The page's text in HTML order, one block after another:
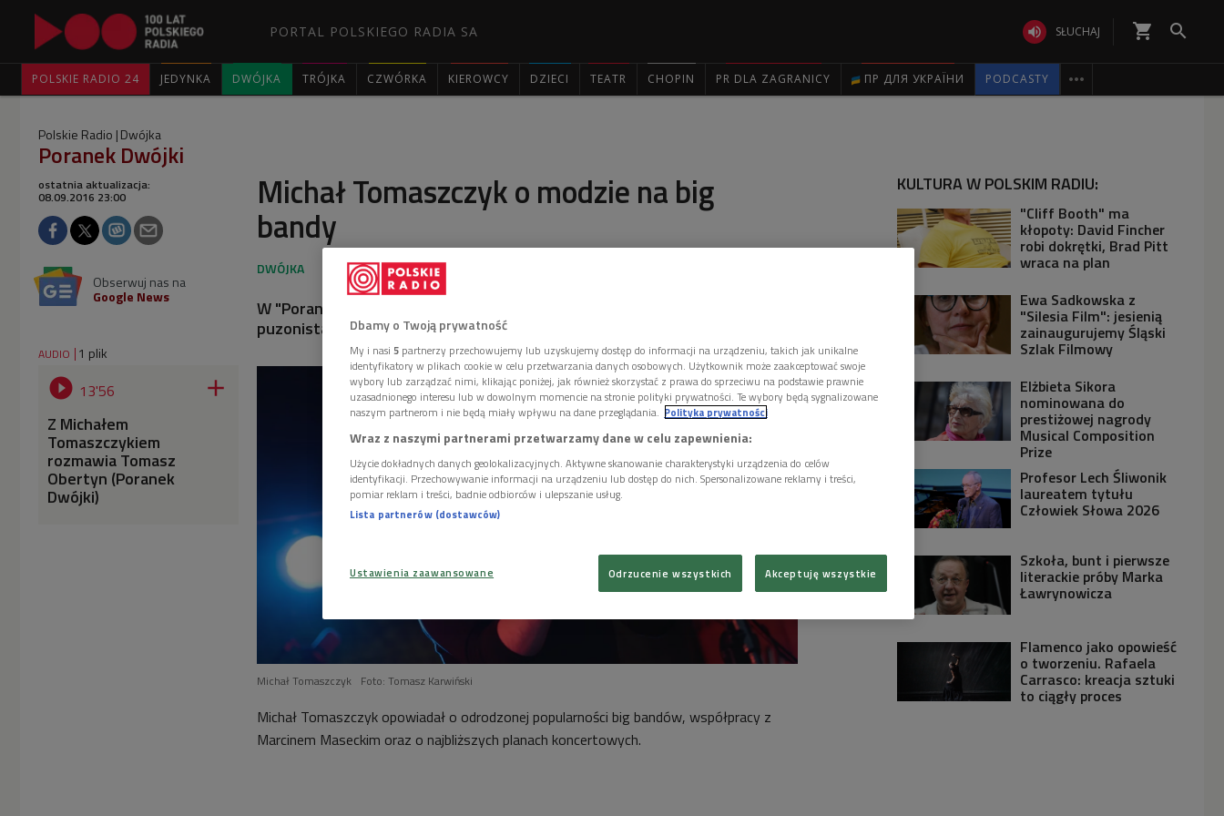
PORTAL POLSKIEGO RADIA SA  SŁUCHAJ shopping_cart 
POLSKIE RADIO 24 JEDYNKA DWÓJKA TRÓJKA CZWÓRKA KIEROWCY DZIECI TEATR CHOPIN PR DLA ZAGRANICY ПР ДЛЯ УКРАЇНИ PODCASTY 
Polskie Radio Dwójka
Poranek Dwójki
Michał Tomaszczyk o modzie na big
bandy
ostatnia aktualizacja:
08.09.2016 23:00
Obserwuj nas na
Google News
W "Poranku Dwójki" odwiedził nas niezależny muzyk warszawski,
puzonista, założyciel kwartetu "Biotone" i Big Bandu "Konglomerat".
AUDIO 1 plik
 13'56 
Z Michałem
Tomaszczykiem
rozmawia Tomasz
Obertyn (Poranek
Dwójki)
Michał Tomaszczyk Foto: Tomasz Karwiński
Michał Tomaszczyk opowiadał o odrodzonej popularności big bandów, współpracy z
Marcinem Maseckim oraz o najbliższych planach koncertowych.
KULTURA W POLSKIM RADIU:
"Cliff Booth" ma
kłopoty: David Fincher
robi dokrętki, Brad Pitt
wraca na plan
Ewa Sadkowska z
"Silesia Film": jesienią
zainaugurujemy Śląski
Szlak Filmowy
Elżbieta Sikora
nominowana do
prestiżowej nagrody
Musical Composition
Prize
Profesor Lech Śliwonik
laureatem tytułu
Człowiek Słowa 2026
Szkoła, bunt i pierwsze
literackie próby Marka
Ławrynowicza
Flamenco jako opowieść
o tworzeniu. Rafaela
Carrasco: kreacja sztuki
to ciągły proces
Dbamy o Twoją prywatność
My i nasi 5 partnerzy przechowujemy lub uzyskujemy dostęp do informacji na urządzeniu, takich jak unikalne
identyfikatory w plikach cookie w celu przetwarzania danych osobowych. Użytkownik może zaakceptować swoje
wybory lub zarządzać nimi, klikając poniżej, jak również skorzystać z prawa do sprzeciwu na podstawie prawnie
uzasadnionego interesu lub w dowolnym momencie na stronie polityki prywatności. Te wybory będą sygnalizowane
naszym partnerom i nie będą miały wpływu na dane przeglądania. Polityka prywatności
Wraz z naszymi partnerami przetwarzamy dane w celu zapewnienia:
Użycie dokładnych danych geolokalizacyjnych. Aktywne skanowanie charakterystyki urządzenia do celów
identyfikacji. Przechowywanie informacji na urządzeniu lub dostęp do nich. Spersonalizowane reklamy i treści,
pomiar reklam i treści, badnie odbiorców i ulepszanie usług.
Lista partnerów (dostawców)
Ustawienia zaawansowane Odrzucenie wszystkich Akceptuję wszystkie